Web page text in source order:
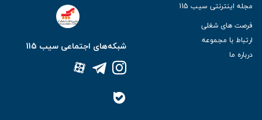
مجله اینترنتی سیب 115
فرصت های شغلی
ارتباط با مجموعه
درباره ما
شبکه‌های اجتماعی سیب 115